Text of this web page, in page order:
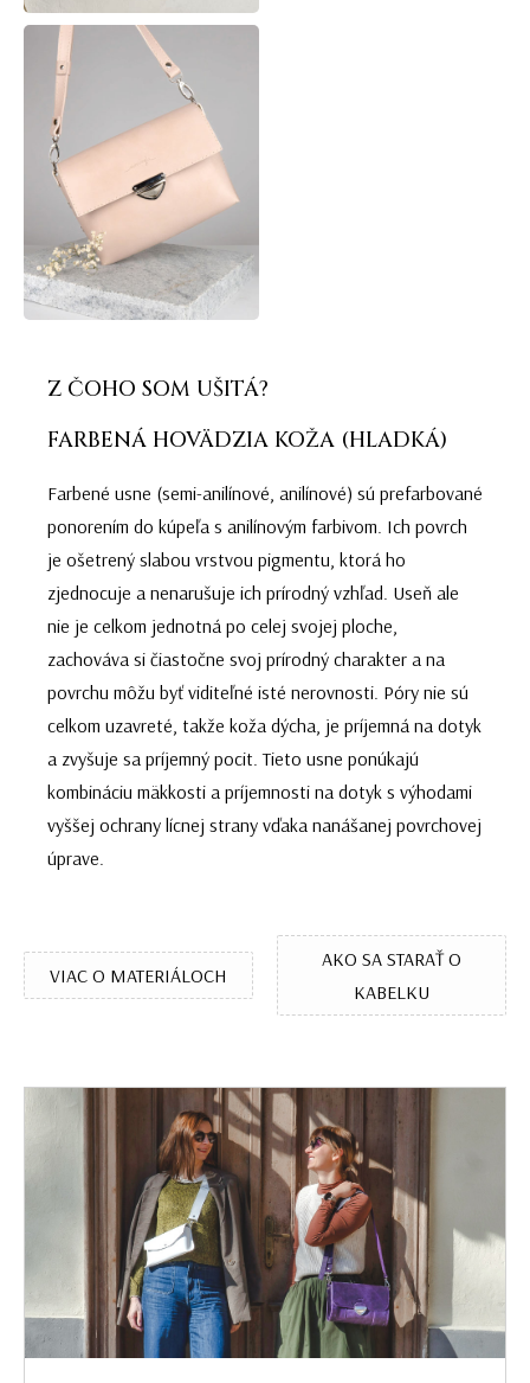
Z ČOHO SOM UŠITÁ?
FARBENÁ HOVÄDZIA KOŽA (HLADKÁ)
Farbené usne (semi-anilínové, anilínové) sú prefarbované
ponorením do kúpeľa s anilínovým farbivom. Ich povrch
je ošetrený slabou vrstvou pigmentu, ktorá ho
zjednocuje a nenarušuje ich prírodný vzhľad. Useň ale
nie je celkom jednotná po celej svojej ploche,
zachováva si čiastočne svoj prírodný charakter a na
povrchu môžu byť viditeľné isté nerovnosti. Póry nie sú
celkom uzavreté, takže koža dýcha, je príjemná na dotyk
a zvyšuje sa príjemný pocit. Tieto usne ponúkajú
kombináciu mäkkosti a príjemnosti na dotyk s výhodami
vyššej ochrany lícnej strany vďaka nanášanej povrchovej
úprave.
VIAC O MATERIÁLOCH
AKO SA STARAŤ O
KABELKU